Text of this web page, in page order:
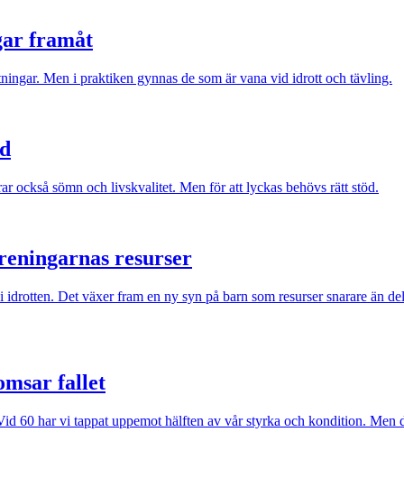
framåt
Men i praktiken gynnas de som är vana vid idrott och tävling.
också sömn och livskvalitet. Men för att lyckas behövs rätt stöd.
resurser
Det växer fram en ny syn på barn som resurser snarare än
fallet
60 har vi tappat uppemot hälften av vår styrka och kondition. Men